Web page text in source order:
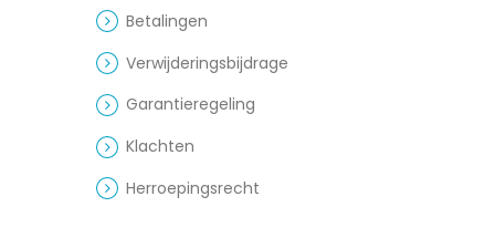
Betalingen
Verwijderingsbijdrage
Garantieregeling
Klachten
Herroepingsrecht